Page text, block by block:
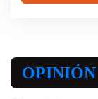
OPINIÓN